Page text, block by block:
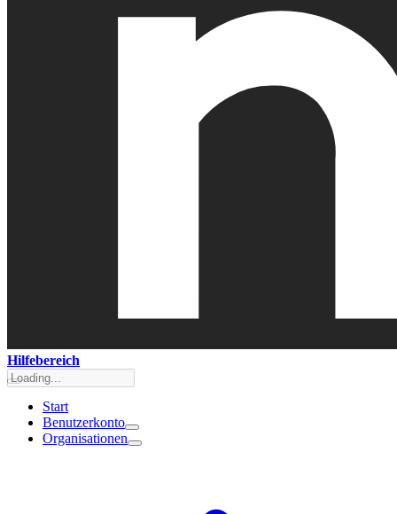
Hilfebereich
Start
Benutzerkonto
Organisationen